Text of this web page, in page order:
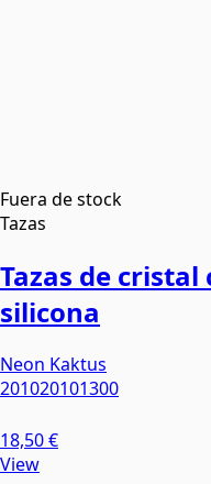
Fuera de stock
Tazas
Tazas de
silicona
Neon Kaktus
201020101300
18,50 €
View